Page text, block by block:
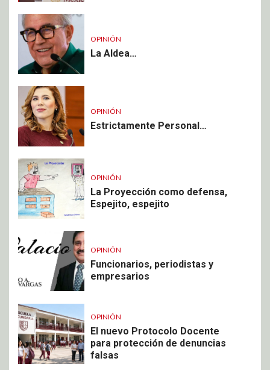
OPINIÓN
La Aldea…
OPINIÓN
Estrictamente Personal…
OPINIÓN
La Proyección como defensa,
Espejito, espejito
OPINIÓN
Funcionarios, periodistas y
empresarios
OPINIÓN
El nuevo Protocolo Docente
para protección de denuncias
falsas